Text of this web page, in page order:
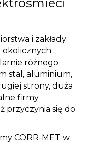
i zakłady
okolicznych
różnego
stal, aluminium,
strony, duża
firmy
przyczynia się do
CORR-MET w